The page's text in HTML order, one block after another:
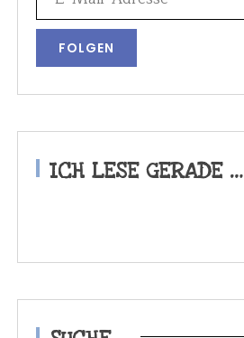
ICH LESE GERADE …